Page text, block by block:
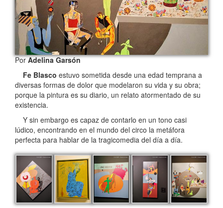
PorAdelina Garsón
Fe Blasco estuvo sometida desde una edad temprana a
diversas formas de dolor que modelaron su vida y su obra;
porque la pintura es su diario, un relato atormentado de su
existencia.
Y sin embargo es capaz de contarlo en un tono casi
lúdico, encontrando en el mundo del circo la metáfora
perfecta para hablar de la tragicomedia del día a día.